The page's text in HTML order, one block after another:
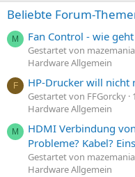
Beliebte Forum-
M Fan Control - wie geht
Gestartet von mazemania
Hardware Allgemein
F HP-Drucker will nicht
Gestartet von FFGorcky
Hardware Allgemein
M
HDMI Verbindung
Probleme? Kabel?
Gestartet von mazemania
Hardware Allgemein